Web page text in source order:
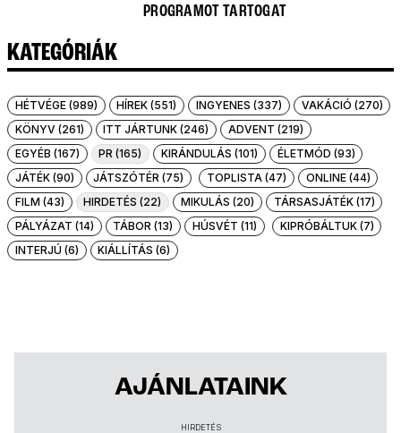
PROGRAMOT TARTOGAT
KATEGÓRIÁK
HÉTVÉGE (989) HÍREK (551) INGYENES (337)
VAKÁCIÓ (270)
KÖNYV (261)
ITT JÁRTUNK (246)
ADVENT (219)
EGYÉB (167)
PR (165) KIRÁNDULÁS (101)
ÉLETMÓD (93)
JÁTÉK (90)
JÁTSZÓTÉR (75) TOPLISTA (47)
ONLINE (44)
FILM (43)
HIRDETÉS (22) MIKULÁS (20)
TÁRSASJÁTÉK (17)
PÁLYÁZAT (14)
TÁBOR (13) HÚSVÉT (11)
KIPRÓBÁLTUK (7)
INTERJÚ (6)
KIÁLLÍTÁS (6)
AJÁNLATAINK
HIRDETÉS